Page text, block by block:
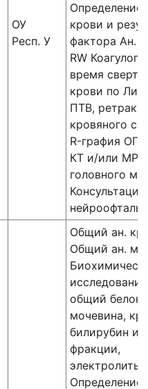
ОУ
Респ. У
Определение
крови и
фактора Ан.
RW
время
крови по Ли-
ПТВ,
кровяного
R-графия
КТ и/или МРТ
головного
Консультация
Общий ан.
Общий ан.
общий белок,
мочевина,
билирубин и
фракции,
электролиты,
Определение